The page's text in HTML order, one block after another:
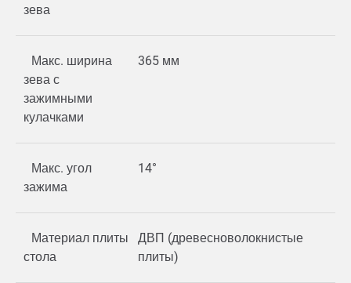
зева
Макс. ширина
зева с
зажимными
кулачками
365 мм
Макс. угол
зажима
14°
Материал плиты
стола
ДВП (древесноволокнистые
плиты)